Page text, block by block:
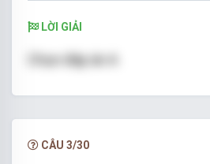
LỜI GIẢI
Chọn đáp án A
CÂU 3/30